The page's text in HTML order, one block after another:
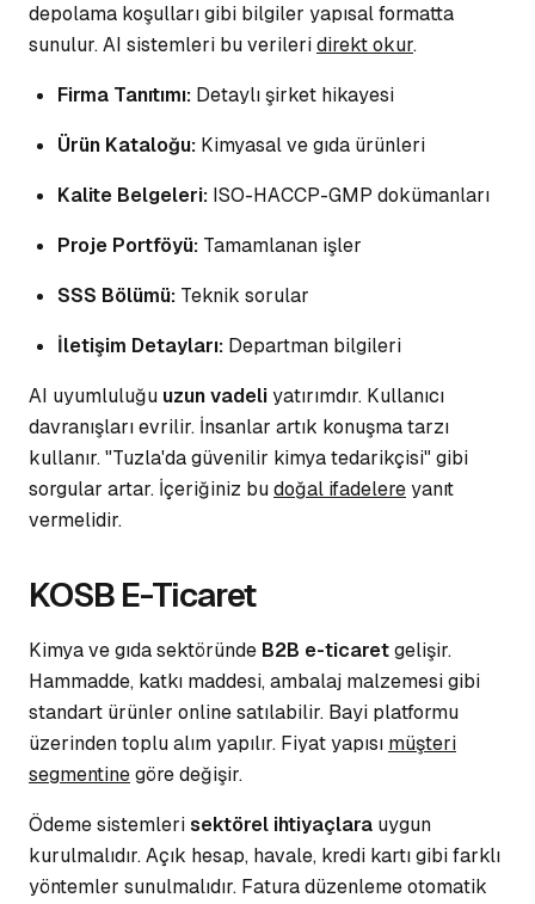
depolama koşullarıgibi bilgiler yapısal formatta
sunulur. AI sistemleri bu verileridirekt okur.
Firma Tanıtımı: Detaylı şirket hikayesi
Ürün Kataloğu: Kimyasal ve gıda ürünleri
Kalite Belgeleri: ISO-HACCP-GMP dokümanları
Proje Portföyü: Tamamlanan işler
SSS Bölümü: Teknik sorular
İletişim Detayları: Departman bilgileri
AI uyumluluğu uzun vadeliyatırımdır. Kullanıcı
davranışları evrilir. İnsanlar artık konuşma tarzı
kullanır. "Tuzla'da güvenilir kimya tedarikçisi" gibi
sorgular artar. İçeriğiniz budoğal ifadelereyanıt
vermelidir.
KOSB E-Ticaret
Kimya ve gıda sektöründe B2B e-ticaretgelişir.
Hammadde, katkı maddesi, ambalaj malzemesi gibi
standart ürünler online satılabilir. Bayi platformu
üzerinden toplu alım yapılır. Fiyat yapısı müşteri
segmentinegöre değişir.
Ödeme sistemlerisektörel ihtiyaçlara uygun
kurulmalıdır. Açık hesap, havale, kredi kartı gibifarklı
yöntemler sunulmalıdır. Fatura düzenleme otomatik